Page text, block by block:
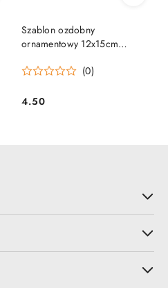
Szablon ozdobny
ornamentowy 12x15cm
(0)
Cena:
4.50